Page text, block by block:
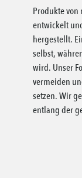
Produkte
entwickelt
hergestellt.
selbst,
wird. Unser
vermeiden
setzen. Wir
entlang der